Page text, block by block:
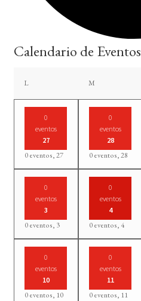
Calendario de Eventos
Llunes Mmartes
0
eventos
27
0 eventos,27
0
eventos
28
0 eventos,28
0
eventos
3
0 eventos, 3
0
eventos
4
0 eventos, 4
0
eventos
10
0 eventos, 10
0
eventos
11
0 eventos, 11